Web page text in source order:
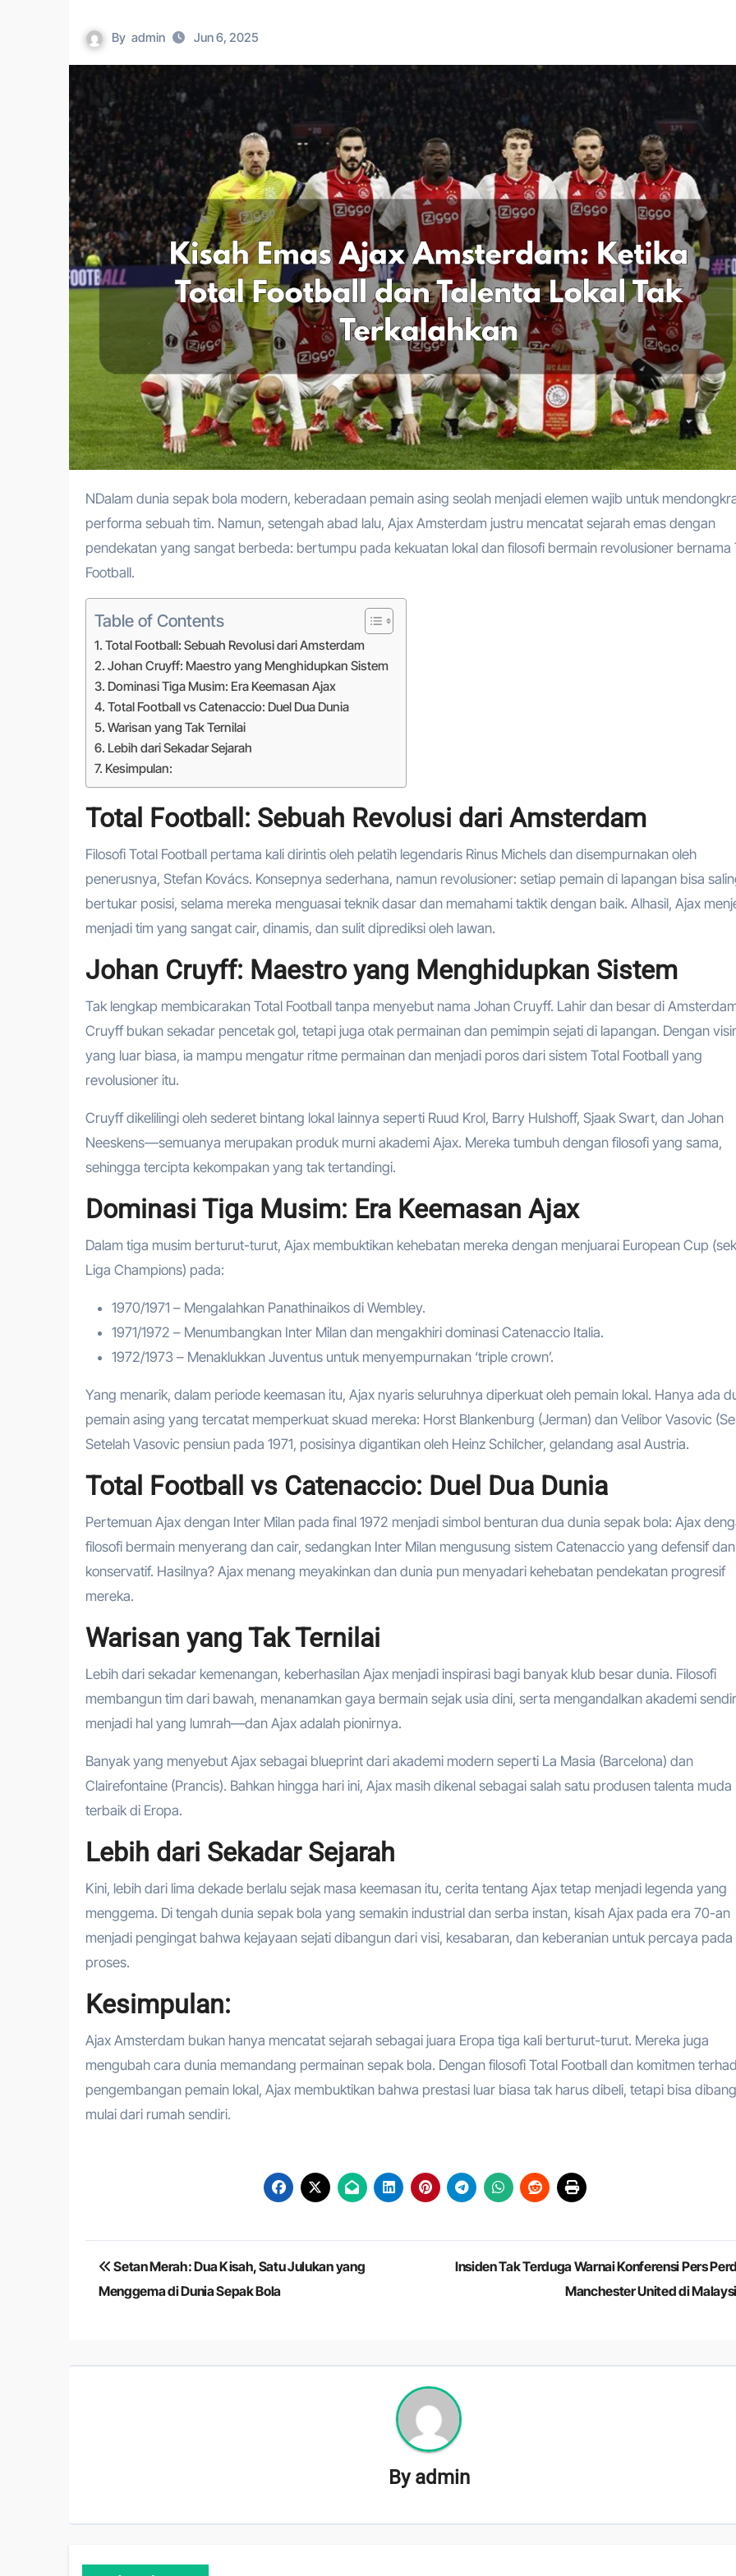
By admin Jun 6, 2025
NDalam dunia sepak bola modern, keberadaan pemain asing seolah menjadi elemen wajib untuk mendongkrak
performa sebuah tim. Namun, setengah abad lalu, Ajax Amsterdam justru mencatat sejarah emas dengan
pendekatan yang sangat berbeda: bertumpu pada kekuatan lokal dan filosofi bermain revolusioner bernama
Football.
Table of Contents
Total Football: Sebuah Revolusi dari Amsterdam
Johan Cruyff: Maestro yang Menghidupkan Sistem
Dominasi Tiga Musim: Era Keemasan Ajax
Total Football vs Catenaccio: Duel Dua Dunia
Warisan yang Tak Ternilai
Lebih dari Sekadar Sejarah
Kesimpulan:
Total Football: Sebuah Revolusi dari Amsterdam
Filosofi Total Football pertama kali dirintis oleh pelatih legendaris Rinus Michels dan disempurnakan oleh
penerusnya, Stefan Kovács. Konsepnya sederhana, namun revolusioner: setiap pemain di lapangan bisa
bertukar posisi, selama mereka menguasai teknik dasar dan memahami taktik dengan baik. Alhasil, Ajax
menjadi tim yang sangat cair, dinamis, dan sulit diprediksi oleh lawan.
Johan Cruyff: Maestro yang Menghidupkan Sistem
Tak lengkap membicarakan Total Football tanpa menyebut nama Johan Cruyff. Lahir dan besar di
Cruyff bukan sekadar pencetak gol, tetapi juga otak permainan dan pemimpin sejati di lapangan. Dengan
yang luar biasa, ia mampu mengatur ritme permainan dan menjadi poros dari sistem Total Football yang
revolusioner itu.
Cruyff dikelilingi oleh sederet bintang lokal lainnya seperti Ruud Krol, Barry Hulshoff, Sjaak Swart, dan Johan
Neeskens—semuanya merupakan produk murni akademi Ajax. Mereka tumbuh dengan filosofi yang sama,
sehingga tercipta kekompakan yang tak tertandingi.
Dominasi Tiga Musim: Era Keemasan Ajax
Dalam tiga musim berturut-turut, Ajax membuktikan kehebatan mereka dengan menjuarai European Cup
Liga Champions) pada:
1970/1971 – Mengalahkan Panathinaikos di Wembley.
1971/1972 – Menumbangkan Inter Milan dan mengakhiri dominasi Catenaccio Italia.
1972/1973 – Menaklukkan Juventus untuk menyempurnakan ‘triple crown’.
Yang menarik, dalam periode keemasan itu, Ajax nyaris seluruhnya diperkuat oleh pemain lokal. Hanya ada
pemain asing yang tercatat memperkuat skuad mereka: Horst Blankenburg (Jerman) dan Velibor Vasovic
Setelah Vasovic pensiun pada 1971, posisinya digantikan oleh Heinz Schilcher, gelandang asal Austria.
Total Football vs Catenaccio: Duel Dua Dunia
Pertemuan Ajax dengan Inter Milan pada final 1972 menjadi simbol benturan dua dunia sepak bola: Ajax
filosofi bermain menyerang dan cair, sedangkan Inter Milan mengusung sistem Catenaccio yang defensif dan
konservatif. Hasilnya? Ajax menang meyakinkan dan dunia pun menyadari kehebatan pendekatan progresif
mereka.
Warisan yang Tak Ternilai
Lebih dari sekadar kemenangan, keberhasilan Ajax menjadi inspirasi bagi banyak klub besar dunia. Filosofi
membangun tim dari bawah, menanamkan gaya bermain sejak usia dini, serta mengandalkan akademi
menjadi hal yang lumrah—dan Ajax adalah pionirnya.
Banyak yang menyebut Ajax sebagai blueprint dari akademi modern seperti La Masia (Barcelona) dan
Clairefontaine (Prancis). Bahkan hingga hari ini, Ajax masih dikenal sebagai salah satu produsen talenta muda
terbaik di Eropa.
Lebih dari Sekadar Sejarah
Kini, lebih dari lima dekade berlalu sejak masa keemasan itu, cerita tentang Ajax tetap menjadi legenda yang
menggema. Di tengah dunia sepak bola yang semakin industrial dan serba instan, kisah Ajax pada era 70-an
menjadi pengingat bahwa kejayaan sejati dibangun dari visi, kesabaran, dan keberanian untuk percaya pada
proses.
Kesimpulan:
Ajax Amsterdam bukan hanya mencatat sejarah sebagai juara Eropa tiga kali berturut-turut. Mereka juga
mengubah cara dunia memandang permainan sepak bola. Dengan filosofi Total Football dan komitmen
pengembangan pemain lokal, Ajax membuktikan bahwa prestasi luar biasa tak harus dibeli, tetapi bisa
mulai dari rumah sendiri.
Navigasi
pos
Setan Merah: Dua Kisah, Satu Julukan yang
Menggema di Dunia Sepak Bola
Insiden Tak Terduga Warnai Konferensi Pers
Manchester United di
By admin